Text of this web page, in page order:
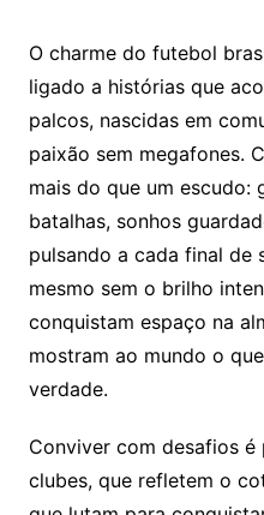
O charme do futebol
ligado a histórias que
palcos, nascidas em
paixão sem megafones.
mais do que um escudo:
batalhas, sonhos
pulsando a cada final de
mesmo sem o brilho
conquistam espaço na
mostram ao mundo o
verdade.
Conviver com desafios
clubes, que refletem o